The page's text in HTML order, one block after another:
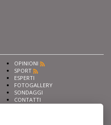
OPINIONI
SPORT
ESPERTI
FOTOGALLERY
SONDAGGI
CONTATTI